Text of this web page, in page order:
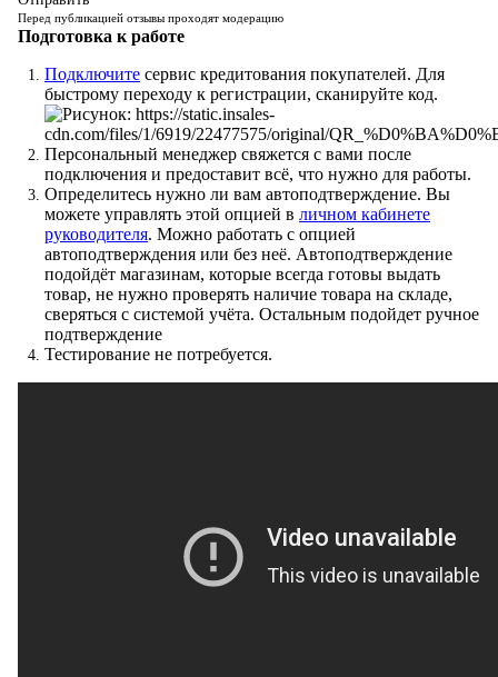
Перед публикацией отзывы проходят модерацию
Подготовка к работе
Подключите сервис кредитования покупателей. Для
быстрому переходу к регистрации, сканируйте код.
Персональный менеджер свяжется с вами после
подключения и предоставит всё, что нужно для работы.
Определитесь нужно ли вам автоподтверждение. Вы
можете управлять этой опцией в личном кабинете
руководителя. Можно работать с опцией
автоподтверждения или без неё. Автоподтверждение
подойдёт магазинам, которые всегда готовы выдать
товар, не нужно проверять наличие товара на складе,
сверяться с системой учёта. Остальным подойдет ручное
подтверждение
Тестирование не потребуется.